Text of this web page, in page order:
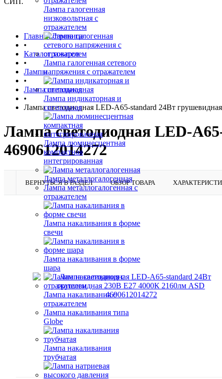
Лампа галогенная
низковольтная с
отражателем
Лампа галогенная сетевого
напряжения с отражателем
Лампа индикаторная и
сигнальная
Лампа люминесцентная
компактная
интегрированная
Лампа металлогалогенная
Лампа металлогалогенная с
отражателем
Лампа накаливания в форме
свечи
Лампа накаливания в форме
шара
Лампа накаливания с
отражателем
Лампа накаливания типа
Globe
Лампа накаливания
трубчатая
Главная страница
•
Каталог товаров
•
Лампы
•
Лампа светодиодная
•
Лампа светодиодная LED-A65-standard 24Вт
Лампа светодиодная LED-
4690612014272
ВЕРНУТЬСЯ В РАЗДЕЛ ОБЗОР ТОВАРА